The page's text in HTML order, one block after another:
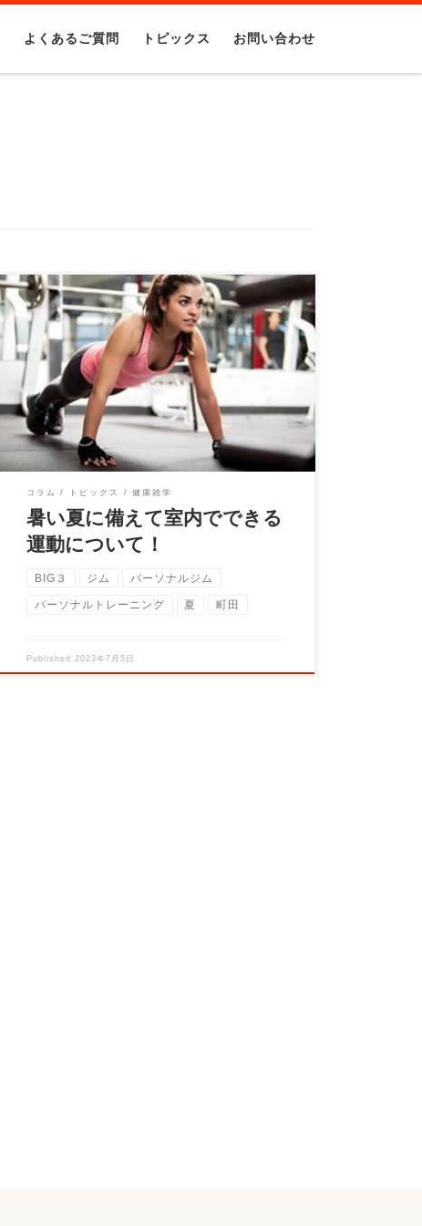
よくあるご質問 トピックス お問い合わせ
東京都町田市のパー素案るトレーニングジム
Brainの大石です。 暑くなってきましたので今
日は室内でも […]
コラム トピックス 健康雑学
暑い夏に備えて室内でできる
運動について！
BIG３ ジム パーソナルジム
パーソナルトレーニング 夏 町田
Published 2023年7月5日